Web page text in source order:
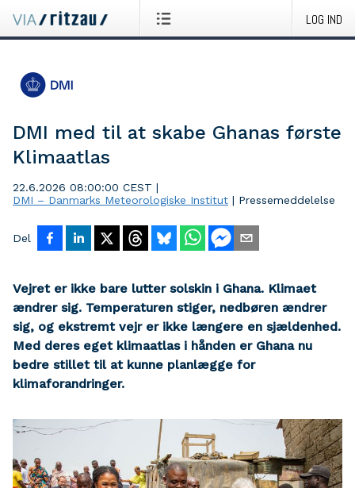
LOG IND
DMI med til at skabe Ghanas første
Klimaatlas
22.6.2026 08:00:00 CEST |
DMI – Danmarks Meteorologiske Institut | Pressemeddelelse
Del
Vejret er ikke bare lutter solskin i Ghana. Klimaet
ændrer sig. Temperaturen stiger, nedbøren ændrer
sig, og ekstremt vejr er ikke længere en sjældenhed.
Med deres eget klimaatlas i hånden er Ghana nu
bedre stillet til at kunne planlægge for
klimaforandringer.